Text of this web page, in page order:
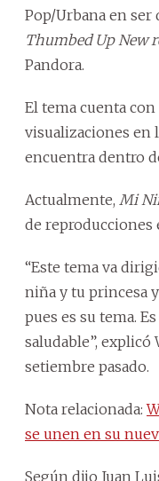
Pop/Urbana en ser
Thumbed Up New
Pandora.
El tema cuenta
visualizaciones en
encuentra dentro
Actualmente, Mi
de reproducciones
“Este tema va
niña y tu princesa
pues es su tema.
saludable”,
setiembre pasado.
Nota relacionada:
se unen en su
Según dijo Juan